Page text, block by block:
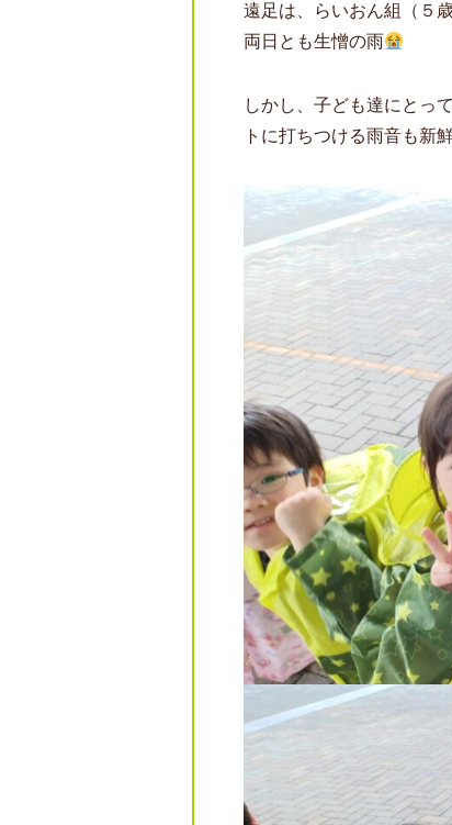
遠足は、らいおん組（５
両日とも生憎の雨
しかし、子ども達にとっ
トに打ちつける雨音も新